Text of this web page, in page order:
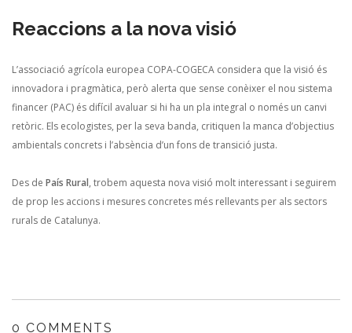
Reaccions a la nova visió
L’associació agrícola europea COPA-COGECA considera que la visió és
innovadora i pragmàtica, però alerta que sense conèixer el nou sistema
financer (PAC) és difícil avaluar si hi ha un pla integral o només un canvi
retòric. Els ecologistes, per la seva banda, critiquen la manca d’objectius
ambientals concrets i l’absència d’un fons de transició justa.
Des de País Rural, trobem aquesta nova visió molt interessant i seguirem
de prop les accions i mesures concretes més rellevants per als sectors
rurals de Catalunya.
0 COMMENTS